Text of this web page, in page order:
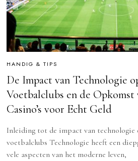
HANDIG & TIPS
De Impact van Technologie
Voetbalclubs en de Opkomst
Casino’s voor Echt Geld
Inleiding tot de impact van technologie
voetbalclubs Technologie heeft een
vele aspecten van het moderne leven,